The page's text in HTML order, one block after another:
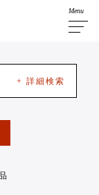
Menu
+ 詳細検索